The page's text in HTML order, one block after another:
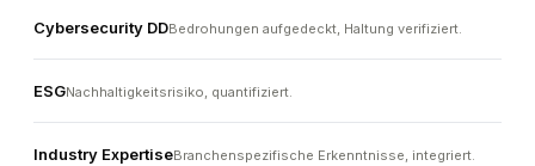
Cybersecurity DDBedrohungen aufgedeckt, Haltung verifiziert.
ESGNachhaltigkeitsrisiko, quantifiziert.
Industry ExpertiseBranchenspezifische Erkenntnisse, integriert.